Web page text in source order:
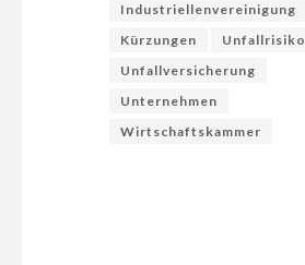
Industriellenvereinigung
Kürzungen
Unfallrisiko
Unfallversicherung
Unternehmen
Wirtschaftskammer